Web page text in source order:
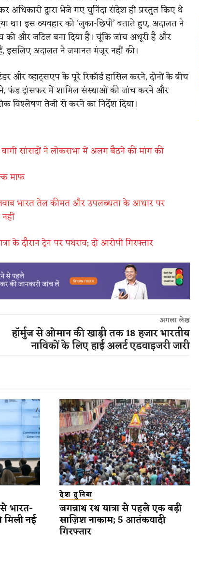
द्वारा भेजे गए चुनिंदा संदेश ही प्रस्तुत किए थे
इस व्यवहार को ‘लुका-छिपी’ बताते हुए, अदालत ने
को और जटिल बना दिया है। चूंकि जांच अधूरी है और
इसलिए अदालत ने जमानत मंजूर नहीं की।
और व्हाट्सएप के पूरे रिकॉर्ड हासिल करने, दोनों के बीच
फंड ट्रांसफर में शामिल संस्थाओं की जांच करने और
विश्लेषण तेजी से करने का निर्देश दिया।
सांसदों ने लोकसभा में अलग बैठने की मांग की
माफ
भारत तेल कीमत और उपलब्धता के आधार पर
के दौरान ट्रेन पर पथराव; दो आरोपी गिरफ्तार
अगला लेख
हॉर्मुज से ओमान की खाड़ी तक 18 हजार भारतीय
नाविकों के लिए हाई अलर्ट एडवाइजरी जारी
भारत-
मिली नई
देश दुनिया
जगन्नाथ रथ यात्रा से पहले एक बड़ी
साज़िश नाकाम; 5 आतंकवादी
गिरफ्तार